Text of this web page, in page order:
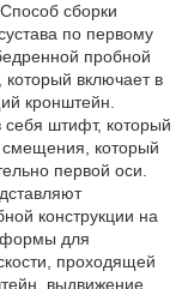
сборки
по первому
пробной
который включает в
кронштейн.
себя штифт, который
который
первой оси.
конструкции на
для
проходящей
выдвижение